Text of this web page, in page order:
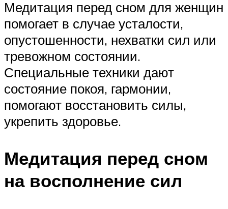
Медитация перед сном для женщин
помогает в случае усталости,
опустошенности, нехватки сил или
тревожном состоянии.
Специальные техники дают
состояние покоя, гармонии,
помогают восстановить силы,
укрепить здоровье.
Медитация перед сном
на восполнение сил